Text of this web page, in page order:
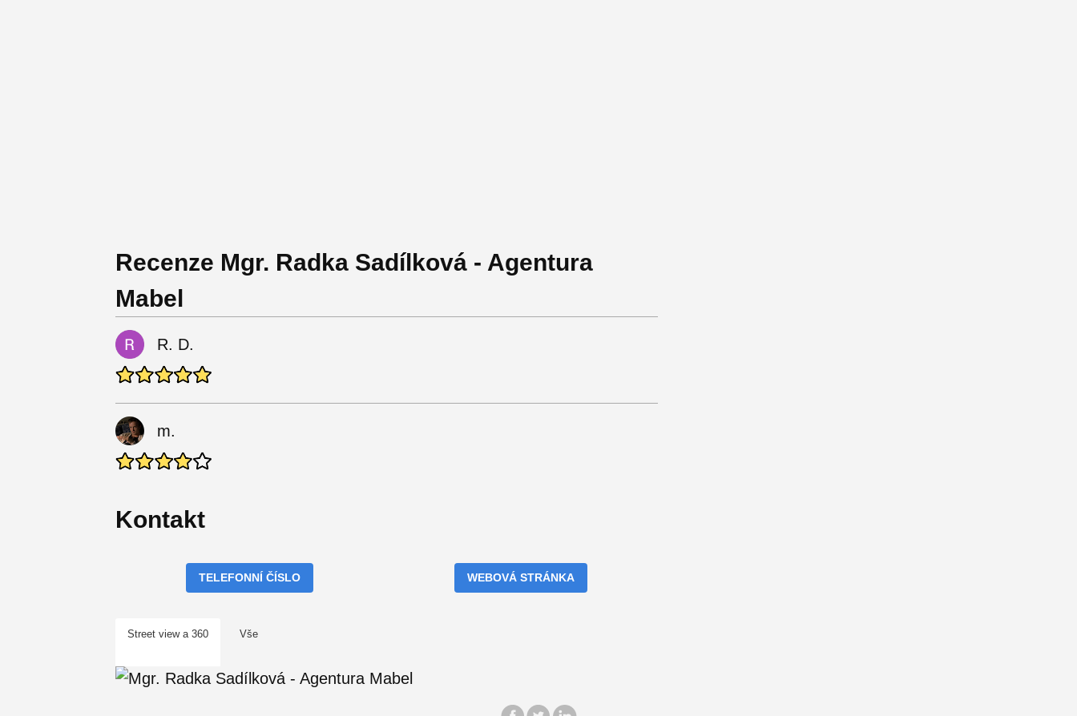
Recenze Mgr. Radka Sadílková - Agentura
Mabel
R. D.
m.
Kontakt
TELEFONNÍ ČÍSLO WEBOVÁ STRÁNKA
Street view a 360 Vše